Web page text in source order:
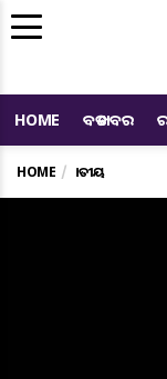
HOME ବଡ ଖବର
HOME ଜାତୀୟ